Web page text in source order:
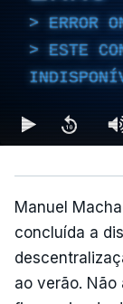
ERROR
ESTE
Manuel
concluída a
ao verão.